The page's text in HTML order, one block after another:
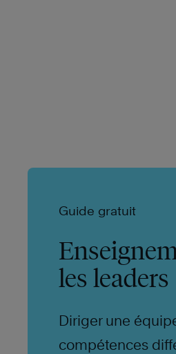
Guide gratuit
les leaders
Diriger une
compétences